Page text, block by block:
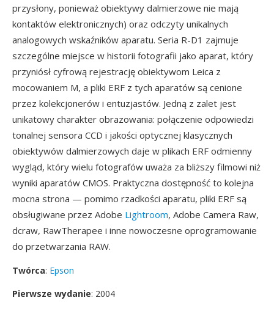
przysłony, ponieważ obiektywy dalmierzowe nie mają
kontaktów elektronicznych) oraz odczyty unikalnych
analogowych wskaźników aparatu. Seria R-D1 zajmuje
szczególne miejsce w historii fotografii jako aparat, który
przyniósł cyfrową rejestrację obiektywom Leica z
mocowaniem M, a pliki ERF z tych aparatów są cenione
przez kolekcjonerów i entuzjastów. Jedną z zalet jest
unikatowy charakter obrazowania: połączenie odpowiedzi
tonalnej sensora CCD i jakości optycznej klasycznych
obiektywów dalmierzowych daje w plikach ERF odmienny
wygląd, który wielu fotografów uważa za bliższy filmowi niż
wyniki aparatów CMOS. Praktyczna dostępność to kolejna
mocna strona — pomimo rzadkości aparatu, pliki ERF są
obsługiwane przez Adobe Lightroom, Adobe Camera Raw,
dcraw, RawTherapee i inne nowoczesne oprogramowanie
do przetwarzania RAW.
Twórca: Epson
Pierwsze wydanie: 2004